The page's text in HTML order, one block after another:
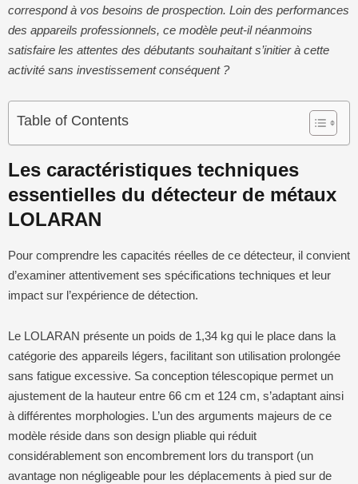
correspond à vos besoins de prospection. Loin des performances
des appareils professionnels, ce modèle peut-il néanmoins
satisfaire les attentes des débutants souhaitant s’initier à cette
activité sans investissement conséquent ?
Table of Contents
Les caractéristiques techniques
essentielles du détecteur de métaux
LOLARAN
Pour comprendre les capacités réelles de ce détecteur, il convient
d’examiner attentivement ses spécifications techniques et leur
impact sur l’expérience de détection.
Le LOLARAN présente un poids de 1,34 kg qui le place dans la
catégorie des appareils légers, facilitant son utilisation prolongée
sans fatigue excessive. Sa conception télescopique permet un
ajustement de la hauteur entre 66 cm et 124 cm, s’adaptant ainsi
à différentes morphologies. L’un des arguments majeurs de ce
modèle réside dans son design pliable qui réduit
considérablement son encombrement lors du transport (un
avantage non négligeable pour les déplacements à pied sur de